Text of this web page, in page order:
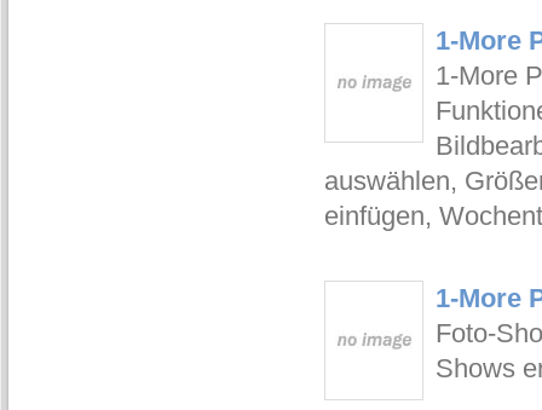
1-More
1-More
auswählen,
einfügen,
1-More
Foto-
Shows